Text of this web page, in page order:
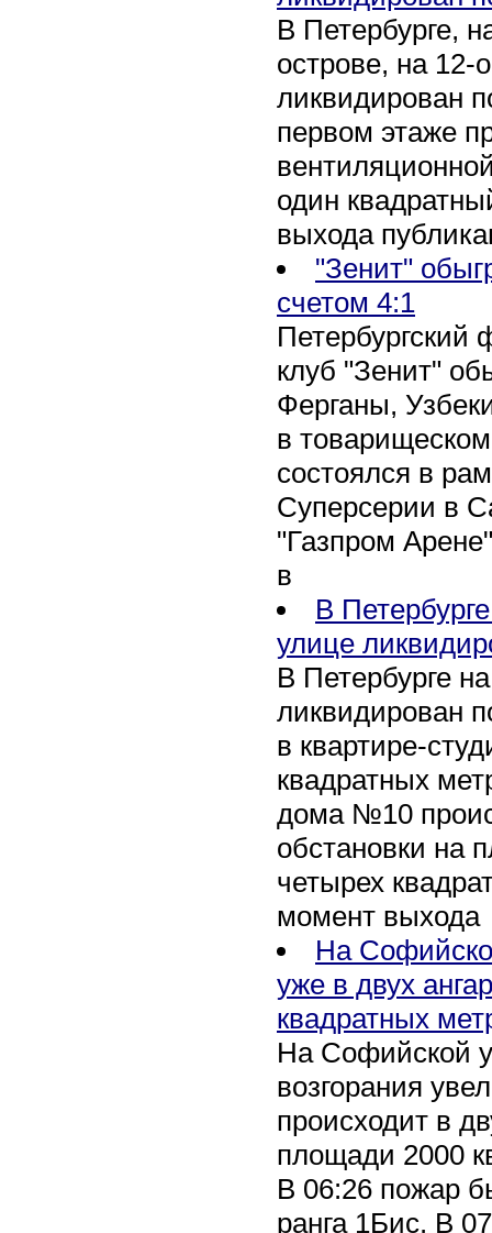
В Петербурге,
острове, на 12-
ликвидирован
первом этаже
один
выхода
"Зенит"
счетом 4:1
Петербургский
клуб "Зенит"
Ферганы,
в
состоялся в
Суперсерии в
"Газпром
в
В
улице
В Петербурге
ликвидирован
в квартире-
квадратных
дома №10
обстановки на
четырех
момент выхода
На
уже в двух
квадратных
На Софийской
возгорания
происходит в
площади 2000
В 06:26 пожар
ранга 1Бис. В